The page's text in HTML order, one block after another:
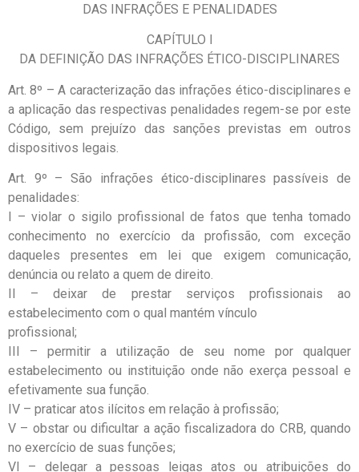
DAS INFRAÇÕES E PENALIDADES
CAPÍTULO I
DA DEFINIÇÃO DAS INFRAÇÕES ÉTICO-DISCIPLINARES
Art. 8º – A caracterização das infrações ético-disciplinares e
a aplicação das respectivas penalidades regem-se por este
Código, sem prejuízo das sanções previstas em outros
dispositivos legais.
Art. 9º – São infrações ético-disciplinares passíveis de
penalidades:
I – violar o sigilo profissional de fatos que tenha tomado
conhecimento no exercício da profissão, com exceção
daqueles presentes em lei que exigem comunicação,
denúncia ou relato a quem de direito.
II – deixar de prestar serviços profissionais ao
estabelecimento com o qual mantém vínculo
profissional;
III – permitir a utilização de seu nome por qualquer
estabelecimento ou instituição onde não exerça pessoal e
efetivamente sua função.
IV – praticar atos ilícitos em relação à profissão;
V – obstar ou dificultar a ação fiscalizadora do CRB, quando
no exercício de suas funções;
VI – delegar a pessoas leigas atos ou atribuições do